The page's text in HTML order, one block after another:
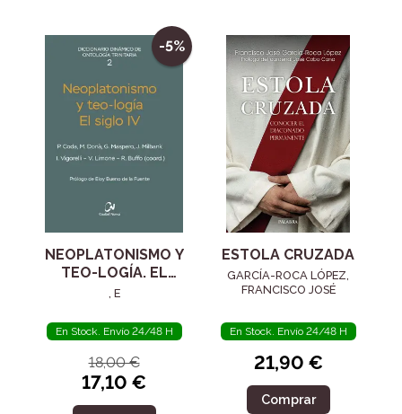
-5%
NEOPLATONISMO Y
TEO-LOGÍA. EL
SIGLO IV
, E
En Stock. Envío 24/48 H
18,00 €
17,10 €
ESTOLA CRUZADA
GARCÍA-ROCA LÓPEZ,
FRANCISCO JOSÉ
En Stock. Envío 24/48 H
21,90 €
Comprar